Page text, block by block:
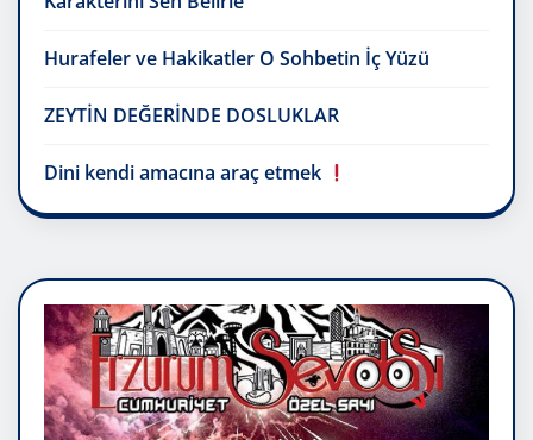
Hurafeler ve Hakikatler O Sohbetin İç Yüzü
ZEYTİN DEĞERİNDE DOSLUKLAR
Dini kendi amacına araç etmek